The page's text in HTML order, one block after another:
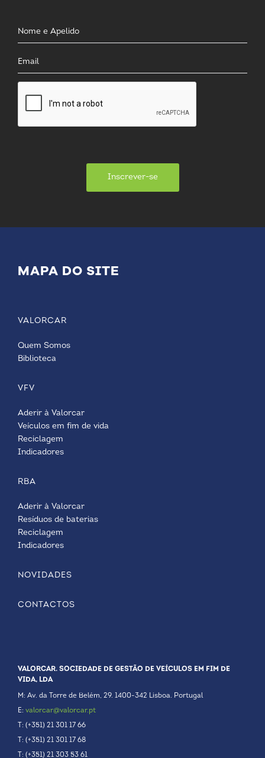
Inscrever-se
MAPA DO SITE
VALORCAR
Quem Somos
Biblioteca
VFV
Aderir à Valorcar
Veículos em fim de vida
Reciclagem
Indicadores
RBA
Aderir à Valorcar
Resíduos de baterias
Reciclagem
Indicadores
NOVIDADES
CONTACTOS
VALORCAR. SOCIEDADE DE GESTÃO DE VEÍCULOS EM FIM DE
VIDA, LDA
M: Av. da Torre de Belém, 29. 1400-342 Lisboa. Portugal
E: valorcar@valorcar.pt
T: (+351) 21 301 17 66
T: (+351) 21 301 17 68
T: (+351) 21 303 53 61